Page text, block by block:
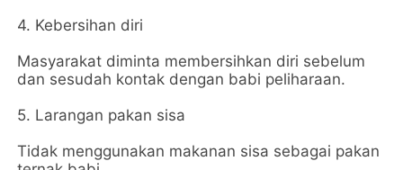
4. Kebersihan diri
Masyarakat diminta membersihkan diri sebelum
dan sesudah kontak dengan babi peliharaan.
5. Larangan pakan sisa
Tidak menggunakan makanan sisa sebagai pakan